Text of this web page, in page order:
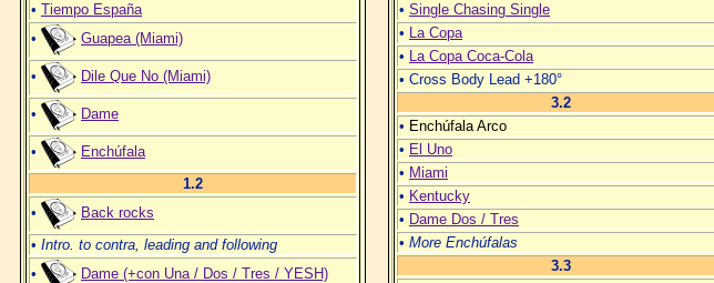
• Tiempo España
•
Guapea (Miami)
• Dile Que No (Miami)
• Dame
•
Enchúfala
1.2
•
Back rocks
• Intro. to contra, leading and following
•
Dame (+con Una / Dos / Tres / YESH)
• Single Chasing Single
• La Copa
• La Copa Coca-Cola
• Cross Body Lead +180°
3.2
• Enchúfala Arco
• El Uno
• Miami
• Kentucky
• Dame Dos / Tres
• More Enchúfalas
3.3